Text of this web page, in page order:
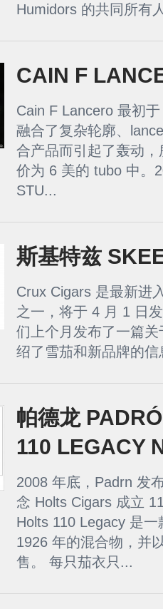
Humidors 的共同所有
CAIN F
Cain F Lancero 最初
融合了复杂轮廓、
合产品而引起了轰动
价为 6 美的 tubo 中。
STU...
斯基特兹
Crux Cigars 是最新进
之一，将于 4 月 1 日
们上个月发布了一篇
绍了雪茄和新品牌的
帕德龙
110 LEGACY
2008 年底，Padrn 发
念 Holts Cigars 成立
Holts 110 Legacy 是
1926 年的混合物，并
售。 每只茄衣只...